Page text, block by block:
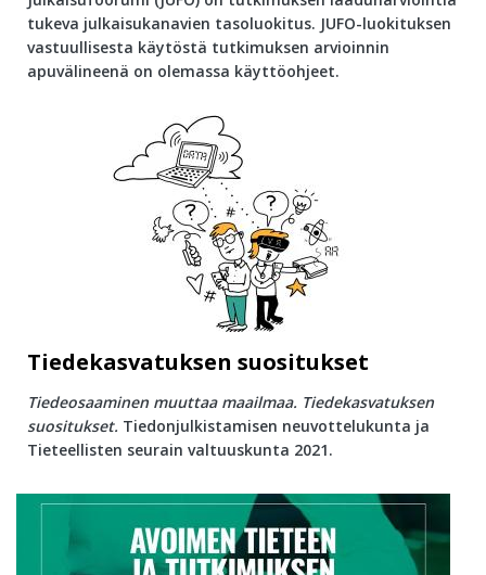
tukeva julkaisukanavien tasoluokitus. JUFO-luokituksen
vastuullisesta käytöstä tutkimuksen arvioinnin
apuvälineenä on olemassa käyttöohjeet.
Tiedekasvatuksen suositukset
Tiedeosaaminen muuttaa maailmaa. Tiedekasvatuksen
suositukset. Tiedonjulkistamisen neuvottelukunta ja
Tieteellisten seurain valtuuskunta 2021.